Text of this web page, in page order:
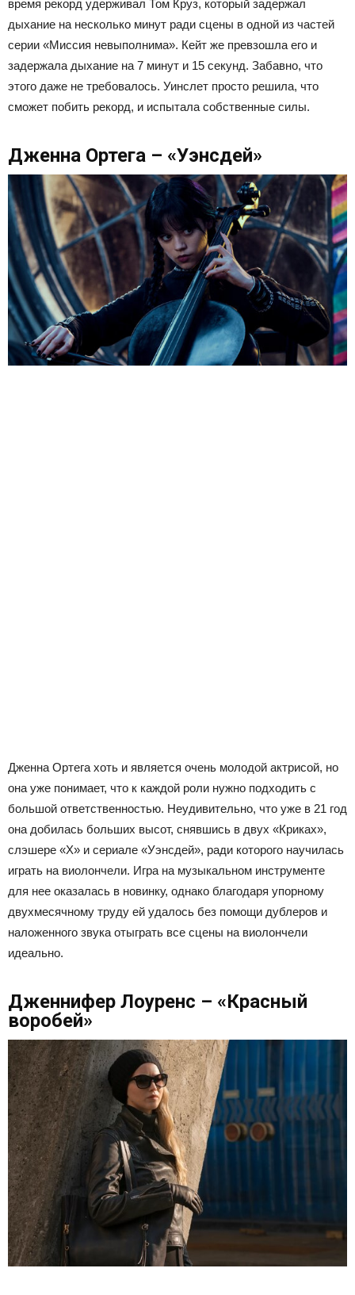
время рекорд удерживал Том Круз, который задержал
дыхание на несколько минут ради сцены в одной из частей
серии «Миссия невыполнима». Кейт же превзошла его и
задержала дыхание на 7 минут и 15 секунд. Забавно, что
этого даже не требовалось. Уинслет просто решила, что
сможет побить рекорд, и испытала собственные силы.
Дженна Ортега – «Уэнсдей»
Дженна Ортега хоть и является очень молодой актрисой, но
она уже понимает, что к каждой роли нужно подходить с
большой ответственностью. Неудивительно, что уже в 21 год
она добилась больших высот, снявшись в двух «Криках»,
слэшере «X» и сериале «Уэнсдей», ради которого научилась
играть на виолончели. Игра на музыкальном инструменте
для нее оказалась в новинку, однако благодаря упорному
двухмесячному труду ей удалось без помощи дублеров и
наложенного звука отыграть все сцены на виолончели
идеально.
Дженнифер Лоуренс – «Красный
воробей»